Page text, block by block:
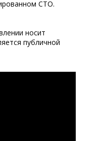
СТО.
носит
публичной